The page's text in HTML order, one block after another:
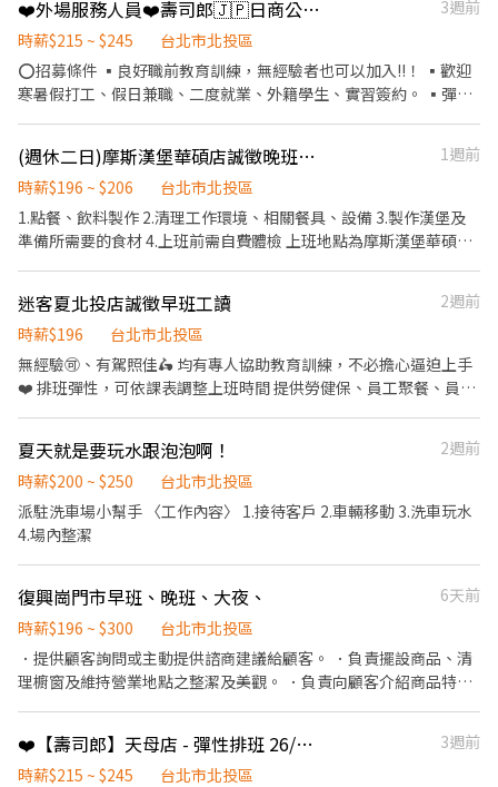
～17:00 三重區環河南路 五股泰山(PC)｜09:00～18:00 三重區環河
南路 蘆洲區(PC))｜08:00～17:00 三重區環河南路 大安區(PC))｜信
承德路七段 淡水區(PC)｜八里區龍形一街33巷 🔥 視訊面試+公司三
輪車試乘體驗，詢問應徵完全免費！ 花一點時間參加視訊工作說明
~ 不要錯過賺錢好機會！ 快來加入配送小隊，騎車就能賺！ ☆*: .｡.
o(≧▽≦)o .｡.:*☆ 應徵、詢問歡迎直接聯繫 招募專員賴
https://lin.ee/PGxf2s9 加入後請留言 :姓名/電話/應徵工作截圖
❤️外場服務人員❤️壽司郎🇯🇵日商公司💰26/1/1起六日時薪+10元🍣時薪215元🏆福利優✨️彈性排班🏅無經驗也可🎖二度就業✨️學生打工🎊假日兼職
3週前
時薪$215 ~ $245
台北市北投區
⭕招募條件 ▪良好職前教育訓練，無經驗者也可以加入!!！ ▪歡迎
寒暑假打工、假日兼職、二度就業、外籍學生、實習簽約。 ▪彈性
結帳......等 ⭕獎金福利 ▪生日禮券 ▪不定期活動競賽獎金 ▪一年4
次考核及調薪！！ ▪加班費按每分鐘計算 ▪提供機車停車，上班免
煩惱車位！ ⭕企業魅力 ▪「以人為本」注重團隊合作及交流，採納
同仁的意見，提升參與感 ▪除學習到日本商業禮儀、衛生知識及專
薪的機會 ▪享有完善的福利制度，加班費為5分鐘為單位計算，重
視員工的辛勤付出 ▪計畫拓展全台灣，讓更多人有機會品嚐美味平
計算) ②勞保、健保、意外險 ③每月提撥勞工退休新制6% ④特休／
年假按照勞基法規定 ⑤颱風天出勤津貼補助 ⑥員工店內用餐折扣 ⑦
提供員工制服 ⑧任職一年後提供免費健檢
(週休二日)摩斯漢堡華碩店誠徵晚班夥伴
1週前
時薪$196 ~ $206
台北市北投區
1.點餐、飲料製作 2.清理工作環境、相關餐具、設備 3.製作漢堡及
準備所需要的食材 4.上班前需自費體檢 上班地點為摩斯漢堡華碩店
檢、員工餐飲優惠、國定假日雙倍薪、三節有異業禮金、勞健保、
團保、每月免費漢堡兌換券、關係企業家電優惠等等......
迷客夏北投店誠徵早班工讀
2週前
時薪$196
台北市北投區
無經驗🉑、有駕照佳🛵 均有專人協助教育訓練，不必擔心逼迫上手
❤️ 排班彈性，可依課表調整上班時間 提供勞健保、員工聚餐、員工
歸貨。
夏天就是要玩水跟泡泡啊！
2週前
時薪$200 ~ $250
台北市北投區
派駐洗車場小幫手 〈工作內容〉 1.接待客戶 2.車輛移動 3.洗車玩水
4.場內整潔
復興崗門市早班、晚班、大夜、
6天前
時薪$196 ~ $300
台北市北投區
．提供顧客詢問或主動提供諮商建議給顧客。 ．負責擺設商品、清
理櫥窗及維持營業地點之整潔及美觀。 ．負責向顧客介紹商品特
束營業前，統計銷售情形、盤點貨品存量及撰寫當日業務報表。
❤️【壽司郎】天母店 - 彈性排班 26/1/1起六日時薪+10元🍣時薪215元起
3週前
時薪$215 ~ $245
台北市北投區